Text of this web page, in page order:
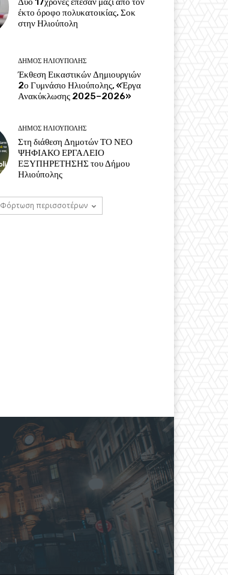
έκτο όροφο πολυκατοικίας. Σοκ
στην Ηλιούπολη
ΔΉΜΟΣ ΗΛΙΟΎΠΟΛΗΣ
Έκθεση Εικαστικών Δημιουργιών
2ο Γυμνάσιο Ηλιούπολης, «Έργα
Ανακύκλωσης 2025–2026»
ΔΉΜΟΣ ΗΛΙΟΎΠΟΛΗΣ
Στη διάθεση Δημοτών ΤΟ ΝΕΟ
ΨΗΦΙΑΚΟ ΕΡΓΑΛΕΙΟ
ΕΞΥΠΗΡΕΤΗΣΗΣ του Δήμου
Ηλιούπολης
Φόρτωση περισσοτέρων